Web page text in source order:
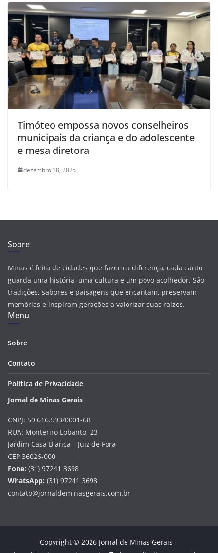
Timóteo empossa novos conselheiros
municipais da criança e do adolescente
e mesa diretora
dezembro 18, 2025
Sobre
Minas é feita de cidades que fazem a diferença: cada canto
guarda uma história, uma cultura e um povo acolhedor. São
tradições, sabores e paisagens que encantam, preservam
memórias e inspiram gerações a valorizar suas raízes.
Menu
Sobre
Contato
Política de Privacidade
Jornal de Minas Gerais
CNPJ: 59.616.593/0001-68
RUA: Monteriro Lobanto, 23
Jardim Casa Blanca – Juiz de Fora
CEP 36026-000
Fone: (31) 97241 3698
WhatsApp: (31) 97241 3698
contato@jornaldeminasgerais.com.br
Copyright © 2026 Jornal de Minas Gerais –